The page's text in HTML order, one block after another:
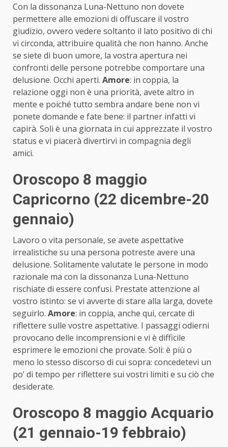
Con la dissonanza Luna-Nettuno non dovete
permettere alle emozioni di offuscare il vostro
giudizio, ovvero vedere soltanto il lato positivo di chi
vi circonda, attribuire qualità che non hanno. Anche
se siete di buon umore, la vostra apertura nei
confronti delle persone potrebbe comportare una
delusione. Occhi aperti. Amore: in coppia, la
relazione oggi non è una priorità, avete altro in
mente e poiché tutto sembra andare bene non vi
ponete domande e fate bene: il partner infatti vi
capirà. Soli è una giornata in cui apprezzate il vostro
status e vi piacerà divertirvi in compagnia degli
amici.
Oroscopo 8 maggio
Capricorno (22 dicembre-20
gennaio)
Lavoro o vita personale, se avete aspettative
irrealistiche su una persona potreste avere una
delusione. Solitamente valutate le persone in modo
razionale ma con la dissonanza Luna-Nettuno
rischiate di essere confusi. Prestate attenzione al
vostro istinto: se vi avverte di stare alla larga, dovete
seguirlo. Amore: in coppia, anche qui, cercate di
riflettere sulle vostre aspettative. I passaggi odierni
provocano delle incomprensioni e vi è difficile
esprimere le emozioni che provate. Soli: è più o
meno lo stesso discorso di cui sopra: concedetevi un
po’ di tempo per riflettere sui vostri limiti e su ciò che
desiderate.
Oroscopo 8 maggio Acquario
(21 gennaio-19 febbraio)